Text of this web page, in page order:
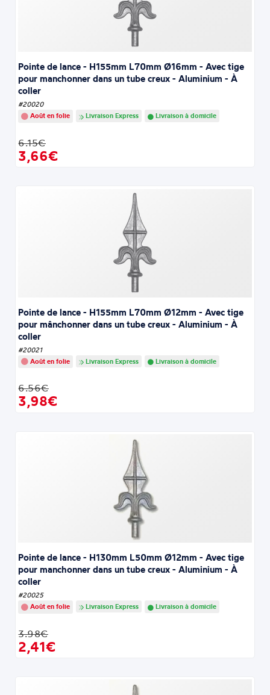
Pointe de lance - H155mm L70mm Ø16mm - Avec tige
pour manchonner dans un tube creux - Aluminium - À
coller
#20020
Août en folie
Livraison Express Livraison à domicile
6.15€
3,66€
Pointe de lance - H155mm L70mm Ø12mm - Avec tige
pour mânchonner dans un tube creux - Aluminium - À
coller
#20021
Août en folie
Livraison Express Livraison à domicile
6.56€
3,98€
Pointe de lance - H130mm L50mm Ø12mm - Avec tige
pour manchonner dans un tube creux - Aluminium - À
coller
#20025
Août en folie
Livraison Express Livraison à domicile
3.98€
2,41€